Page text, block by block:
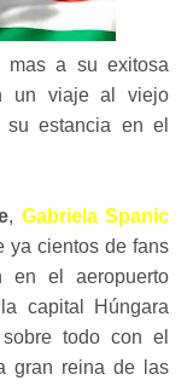
a su exitosa
un viaje al viejo
su estancia en el
, Gabriela Spanic
ya cientos de fans
en el aeropuerto
capital Húngara
todo con el
gran reina de las